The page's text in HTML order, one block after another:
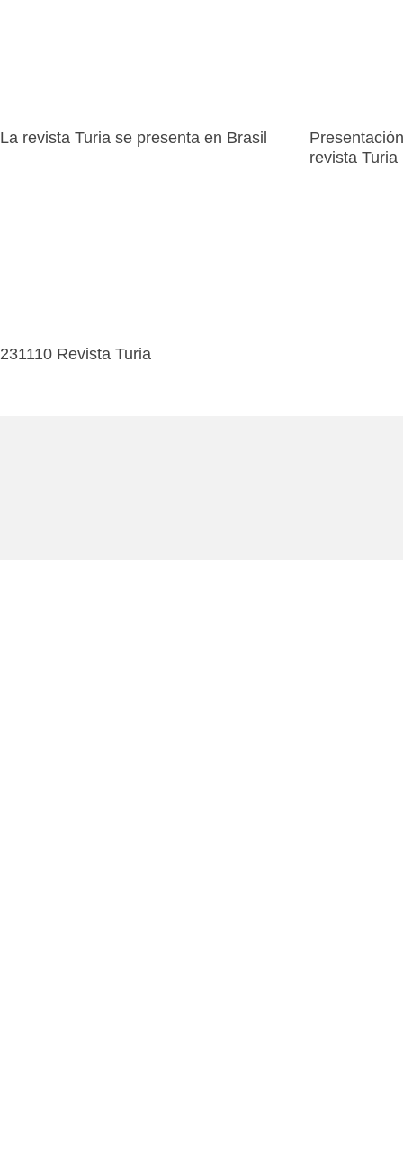
La revista Turia se presenta en Brasil
revista Turia
231110 Revista Turia